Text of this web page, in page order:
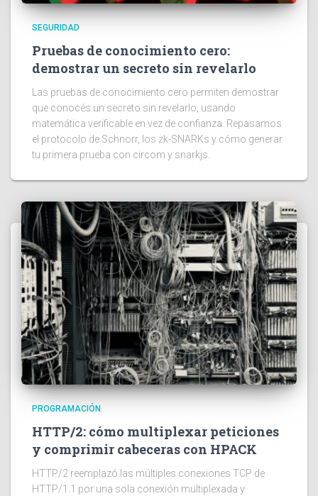
SEGURIDAD
Pruebas de conocimiento cero:
demostrar un secreto sin revelarlo
Las pruebas de conocimiento cero permiten demostrar
que conocés un secreto sin revelarlo, usando
matemática verificable en vez de confianza. Repasamos
el protocolo de Schnorr, los zk-SNARKs y cómo generar
tu primera prueba con circom y snarkjs.
PROGRAMACIÓN
HTTP/2: cómo multiplexar peticiones
y comprimir cabeceras con HPACK
HTTP/2 reemplazó las múltiples conexiones TCP de
HTTP/1.1 por una sola conexión multiplexada y